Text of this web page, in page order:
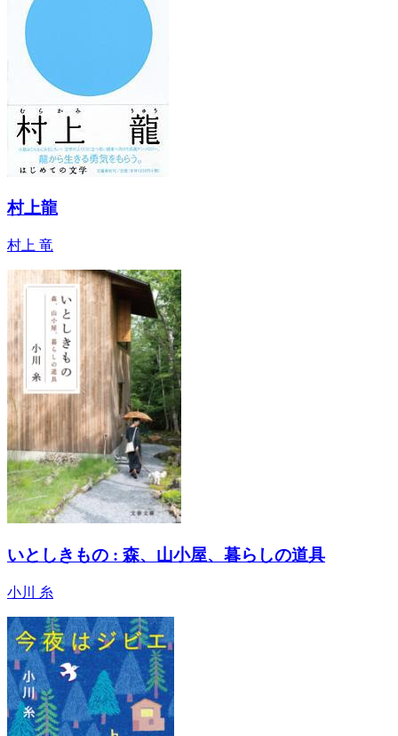
村上龍
村上 竜
いとしきもの : 森、山小屋、暮らしの道具
小川 糸